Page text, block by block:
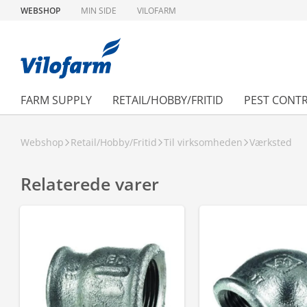
WEBSHOP MIN SIDE VILOFARM
FARM SUPPLY RETAIL/HOBBY/FRITID PEST
Webshop Retail/Hobby/Fritid Til virksomheden Værksted
Relaterede varer